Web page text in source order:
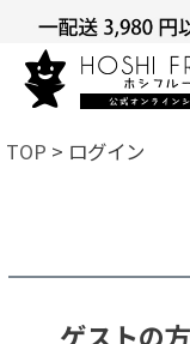
TOP ログイン
ゲストの